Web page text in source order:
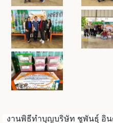
งานพิธีทำบุญบริษัท ชูพันธุ์ อิน